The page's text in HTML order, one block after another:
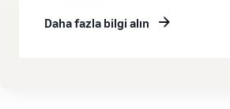
Daha fazla bilgi alın